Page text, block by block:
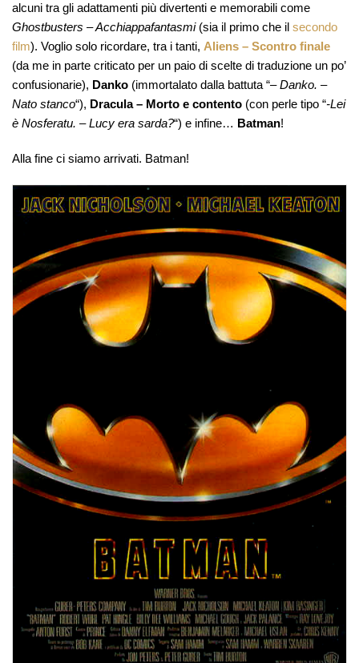
alcuni tra gli adattamenti più divertenti e memorabili come
Ghostbusters – Acchiappafantasmi(sia il primo che il secondo
film). Voglio solo ricordare, tra i tanti, Aliens – Scontro finale
(da me in parte criticato per un paio di scelte di traduzione un po’
confusionarie), Danko (immortalato dalla battuta “– Danko. –
Nato stanco“), Dracula – Morto e contento (con perle tipo “-Lei
è Nosferatu. – Lucy era sarda?“) e infine… Batman!
Alla fine ci siamo arrivati. Batman!